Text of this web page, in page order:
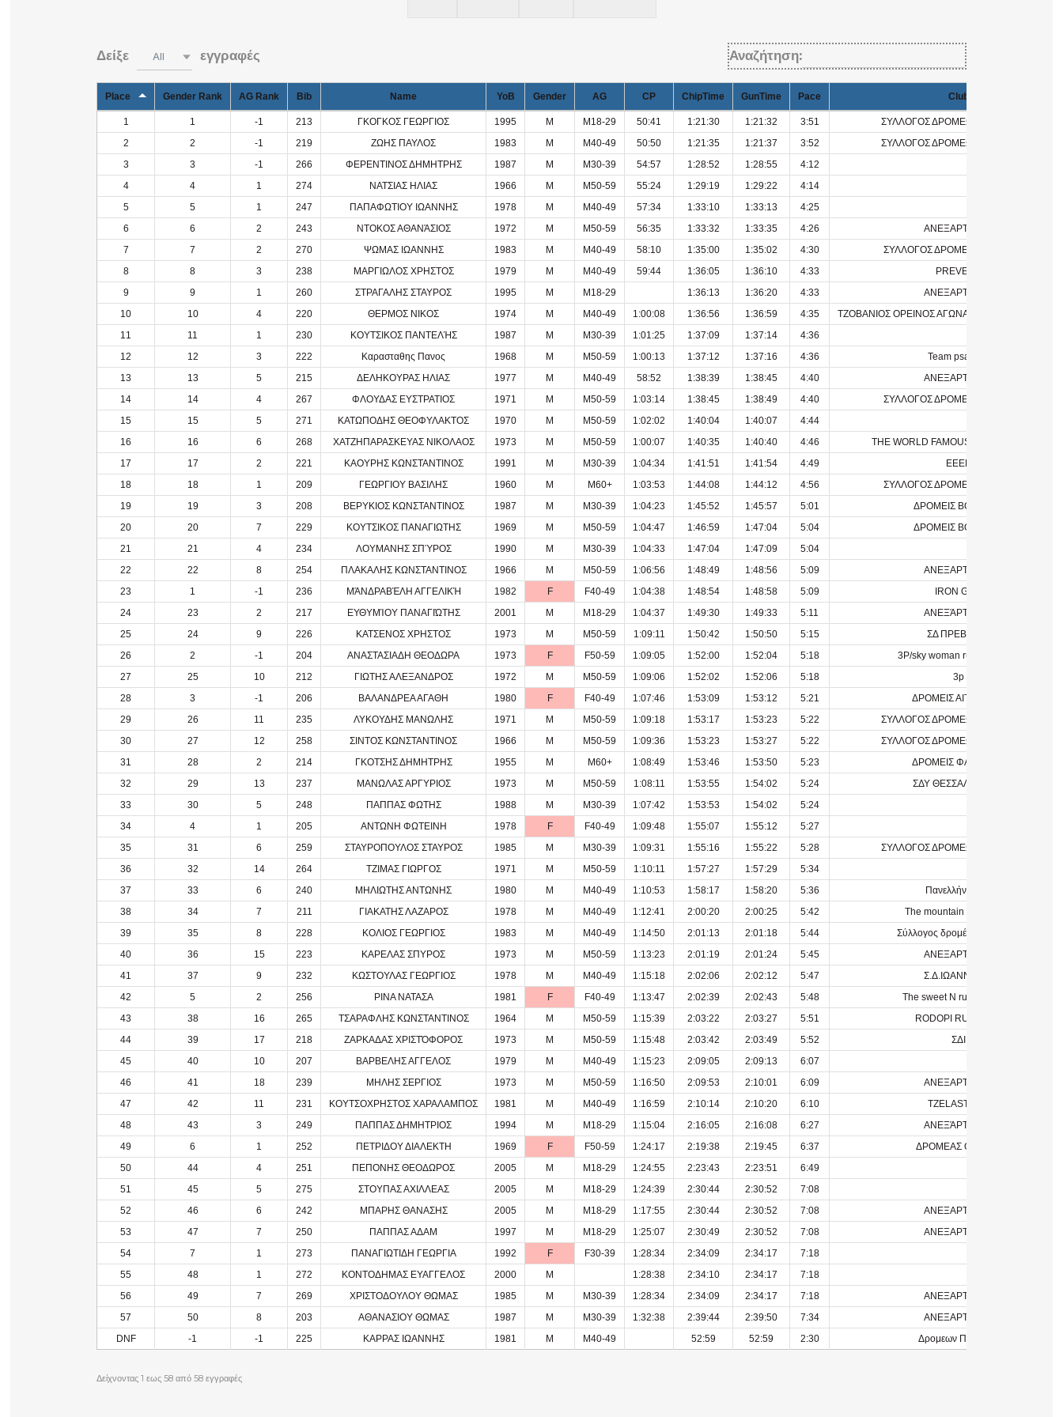
Δείξε All εγγραφές Αναζήτηση:
Place Gender Rank AG Rank Bib Name YoB Gender AG CP ChipTime GunTime Pace Club
1 1 -1 213 ΓΚΟΓΚΟΣ ΓΕΩΡΓΙΟΣ 1995 M M18-29 50:41 1:21:30 1:21:32 3:51
ΣΥΛΛΟΓΟΣ ΔΡΟΜΕΩΝ ΙΩΑΝΝΙΝΩΝ
2
2 -1 219 ΖΩΗΣ ΠΑΥΛΟΣ 1983 M M40-49 50:50 1:21:35 1:21:37 3:52
ΣΥΛΛΟΓΟΣ ΔΡΟΜΕΩΝ ΙΩΑΝΝΙΝΩΝ
3
3 -1 266 ΦΕΡΕΝΤΙΝΟΣ ΔΗΜΗΤΡΗΣ 1987 M M30-39 54:57 1:28:52 1:28:55
4:12
4
4 1 274 ΝΑΤΣΙΑΣ ΗΛΙΑΣ 1966 M M50-59 55:24 1:29:19 1:29:22
4:14
5
5 1 247 ΠΑΠΑΦΩΤΙΟΥ ΙΩΑΝΝΗΣ 1978 M M40-49 57:34 1:33:10 1:33:13
4:25
6
6 2 243 ΝΤΟΚΟΣ ΑΘΑΝΆΣΙΟΣ 1972 M M50-59 56:35 1:33:32 1:33:35 4:26
ΑΝΕΞΑΡΤΗΤΟΣ
7
7 2 270 ΨΩΜΑΣ ΙΩΑΝΝΗΣ 1983 M M40-49 58:10 1:35:00 1:35:02 4:30
ΣΥΛΛΟΓΟΣ ΔΡΟΜΕΩΝ ΠΡΕΒΕΖΑΣ
8
8 3 238 ΜΑΡΓΙΩΛΟΣ ΧΡΗΣΤΟΣ 1979 M M40-49 59:44 1:36:05 1:36:10 4:33
PREVERE
9
9 1 260 ΣΤΡΑΓΑΛΗΣ ΣΤΑΥΡΟΣ 1995 M M18-29 1:36:13 1:36:20 4:33
ΑΝΕΞΑΡΤΗΤΟΣ
10
10 4 220 ΘΕΡΜΟΣ ΝΙΚΟΣ 1974 M M40-49 1:00:08 1:36:56 1:36:59 4:35
ΤΖΟΒΑΝΙΟΣ ΟΡΕΙΝΟΣ ΑΓΩΝΑΣ ΕΓΚΛΟΥΒΗΣ
11
11 1 230 ΚΟΥΤΣΙΚΟΣ ΠΑΝΤΕΛΉΣ 1987 M M30-39 1:01:25 1:37:09 1:37:14
4:36
12
12 3 222 Καρασταθης Πανος 1968 M M50-59 1:00:13 1:37:12 1:37:16 4:36
Team psathaki
13
13 5 215 ΔΕΛΗΚΟΥΡΑΣ ΗΛΙΑΣ 1977 M M40-49 58:52 1:38:39 1:38:45 4:40
ΑΝΕΞΑΡΤΗΤΟΣ
14
14 4 267 ΦΛΟΥΔΑΣ ΕΥΣΤΡΑΤΙΟΣ 1971 M M50-59 1:03:14 1:38:45 1:38:49 4:40
ΣΥΛΛΟΓΟΣ ΔΡΟΜΕΩΝ ΠΡΕΒΕΖΑΣ
15
15 5 271 ΚΑΤΩΠΟΔΗΣ ΘΕΟΦΥΛΑΚΤΟΣ 1970 M M50-59 1:02:02 1:40:04 1:40:07
4:44
16
16 6 268 ΧΑΤΖΗΠΑΡΑΣΚΕΥΑΣ ΝΙΚΟΛΑΟΣ 1973 M M50-59 1:00:07 1:40:35 1:40:40 4:46
THE WORLD FAMOUS RUNNING TEAM
17
17 2 221 ΚΑΟΥΡΗΣ ΚΩΝΣΤΑΝΤΙΝΟΣ 1991 M M30-39 1:04:34 1:41:51 1:41:54 4:49
EEED
18
18 1 209 ΓΕΩΡΓΙΟΥ ΒΑΣΙΛΗΣ 1960 M M60+ 1:03:53 1:44:08 1:44:12 4:56
ΣΥΛΛΟΓΟΣ ΔΡΟΜΕΩΝ ΠΡΕΒΕΖΑΣ
19
19 3 208 ΒΕΡΥΚΙΟΣ ΚΩΝΣΤΑΝΤΙΝΟΣ 1987 M M30-39 1:04:23 1:45:52 1:45:57 5:01
ΔΡΟΜΕΙΣ ΒΟΝΙΤΣΑΣ
20
20 7 229 ΚΟΥΤΣΙΚΟΣ ΠΑΝΑΓΙΩΤΗΣ 1969 M M50-59 1:04:47 1:46:59 1:47:04 5:04
ΔΡΟΜΕΙΣ ΒΟΝΙΤΣΑΣ
21
21 4 234 ΛΟΥΜΑΝΗΣ ΣΠΎΡΟΣ 1990 M M30-39 1:04:33 1:47:04 1:47:09
5:04
22
22 8 254 ΠΛΑΚΑΛΗΣ ΚΩΝΣΤΑΝΤΙΝΟΣ 1966 M M50-59 1:06:56 1:48:49 1:48:56 5:09
ΑΝΕΞΑΡΤΗΤΟΣ
23
1 -1 236 ΜΆΝΔΡΑΒΈΛΗ ΑΓΓΕΛΙΚΉ 1982 F F40-49 1:04:38 1:48:54 1:48:58 5:09
IRON GYM
24
23 2 217 ΕΥΘΥΜΊΟΥ ΠΑΝΑΓΙΏΤΗΣ 2001 M M18-29 1:04:37 1:49:30 1:49:33 5:11
ΑΝΕΞΆΡΤΗΤΟΣ
25
24 9 226 ΚΑΤΣΕΝΟΣ ΧΡΗΣΤΟΣ 1973 M M50-59 1:09:11 1:50:42 1:50:50 5:15
ΣΔ ΠΡΕΒΕΖΑΣ
26
2 -1 204 ΑΝΑΣΤΑΣΙΑΔΗ ΘΕΟΔΩΡΑ 1973 F F50-59 1:09:05 1:52:00 1:52:04 5:18
3P/sky woman running team
27
25 10 212 ΓΙΩΤΗΣ ΑΛΕΞΑΝΔΡΟΣ 1972 M M50-59 1:09:06 1:52:02 1:52:06 5:18
3p
28
3 -1 206 ΒΑΛΑΝΔΡΕΑ ΑΓΑΘΗ 1980 F F40-49 1:07:46 1:53:09 1:53:12 5:21
ΔΡΟΜΕΙΣ ΑΙΤΩΛΙΚΟΥ
29
26 11 235 ΛΥΚΟΥΔΗΣ ΜΑΝΩΛΗΣ 1971 M M50-59 1:09:18 1:53:17 1:53:23 5:22
ΣΥΛΛΟΓΟΣ ΔΡΟΜΕΩΝ ΙΩΑΝΝΙΝΩΝ
30
27 12 258 ΣΙΝΤΟΣ ΚΩΝΣΤΑΝΤΙΝΟΣ 1966 M M50-59 1:09:36 1:53:23 1:53:27 5:22
ΣΥΛΛΟΓΟΣ ΔΡΟΜΕΩΜ ΙΩΑΝΝΙΝΩΝ
31
28 2 214 ΓΚΟΤΣΗΣ ΔΗΜΗΤΡΗΣ 1955 M M60+ 1:08:49 1:53:46 1:53:50 5:23
ΔΡΟΜΕΙΣ ΦΑΝΑΡΙΟΥ
32
29 13 237 ΜΑΝΩΛΑΣ ΑΡΓΥΡΙΟΣ 1973 M M50-59 1:08:11 1:53:55 1:54:02 5:24
ΣΔΥ ΘΕΣΣΑΛΟΝΙΚΗΣ
33
30 5 248 ΠΑΠΠΑΣ ΦΩΤΗΣ 1988 M M30-39 1:07:42 1:53:53 1:54:02
5:24
34
4 1 205 ΑΝΤΩΝΗ ΦΩΤΕΙΝΗ 1978 F F40-49 1:09:48 1:55:07 1:55:12
5:27
35
31 6 259 ΣΤΑΥΡΟΠΟΥΛΟΣ ΣΤΑΥΡΟΣ 1985 M M30-39 1:09:31 1:55:16 1:55:22 5:28
ΣΥΛΛΟΓΟΣ ΔΡΟΜΕΩΝ ΙΩΑΝΝΙΝΩΝ
36
32 14 264 ΤΖΙΜΑΣ ΓΙΩΡΓΟΣ 1971 M M50-59 1:10:11 1:57:27 1:57:29
5:34
37
33 6 240 ΜΗΛΙΩΤΗΣ ΑΝΤΩΝΗΣ 1980 M M40-49 1:10:53 1:58:17 1:58:20 5:36
Πανελλήνιος ΓΣ
38
34 7 211 ΓΙΑΚΑΤΗΣ ΛΑΖΑΡΟΣ 1978 M M40-49 1:12:41 2:00:20 2:00:25 5:42
The mountain Van zagori
39
35 8 228 ΚΟΛΙΟΣ ΓΕΩΡΓΙΟΣ 1983 M M40-49 1:14:50 2:01:13 2:01:18 5:44
Σύλλογος δρομέων Πρέβεζας
40
36 15 223 ΚΑΡΕΛΑΣ ΣΠΥΡΟΣ 1973 M M50-59 1:13:23 2:01:19 2:01:24 5:45
ΑΝΕΞΑΡΤΗΤΟΣ
41
37 9 232 ΚΩΣΤΟΥΛΑΣ ΓΕΩΡΓΙΟΣ 1978 M M40-49 1:15:18 2:02:06 2:02:12 5:47
Σ.Δ.ΙΩΑΝΝΙΝΩΝ
42
5 2 256 ΡΙΝΑ ΝΑΤΑΣΑ 1981 F F40-49 1:13:47 2:02:39 2:02:43 5:48
The sweet N running team
43
38 16 265 ΤΣΑΡΑΦΛΗΣ ΚΩΝΣΤΑΝΤΙΝΟΣ 1964 M M50-59 1:15:39 2:03:22 2:03:27 5:51
RODOPI RUNNERS
44
39 17 218 ΖΑΡΚΑΔΑΣ ΧΡΙΣΤΌΦΟΡΟΣ 1973 M M50-59 1:15:48 2:03:42 2:03:49 5:52
ΣΔΙ
45
40 10 207 ΒΑΡΒΕΛΗΣ ΑΓΓΕΛΟΣ 1979 M M40-49 1:15:23 2:09:05 2:09:13
6:07
46
41 18 239 ΜΗΛΗΣ ΣΕΡΓΙΟΣ 1973 M M50-59 1:16:50 2:09:53 2:10:01 6:09
ΑΝΕΞΑΡΤΗΤΟΣ
47
42 11 231 ΚΟΥΤΣΟΧΡΗΣΤΟΣ ΧΑΡΑΛΑΜΠΟΣ 1981 M M40-49 1:16:59 2:10:14 2:10:20 6:10
TZELASTEAM
48
43 3 249 ΠΑΠΠΑΣ ΔΗΜΗΤΡΙΟΣ 1994 M M18-29 1:15:04 2:16:05 2:16:08 6:27
ΑΝΕΞΆΡΤΗΤΟΣ
49
6 1 252 ΠΕΤΡΙΔΟΥ ΔΙΑΛΕΚΤΗ 1969 F F50-59 1:24:17 2:19:38 2:19:45 6:37
ΔΡΟΜΕΑΣ ΘΡΑΚΗΣ
50
44 4 251 ΠΕΠΟΝΗΣ ΘΕΟΔΩΡΟΣ 2005 M M18-29 1:24:55 2:23:43 2:23:51
6:49
51
45 5 275 ΣΤΟΥΠΑΣ ΑΧΙΛΛΕΑΣ 2005 M M18-29 1:24:39 2:30:44 2:30:52
7:08
52
46 6 242 ΜΠΑΡΗΣ ΘΑΝΑΣΗΣ 2005 M M18-29 1:17:55 2:30:44 2:30:52 7:08
ΑΝΕΞΑΡΤΗΤΟΣ
53
47 7 250 ΠΑΠΠΑΣ ΑΔΑΜ 1997 M M18-29 1:25:07 2:30:49 2:30:52 7:08
ΑΝΕΞΑΡΤΗΤΟΣ
54
7 1 273 ΠΑΝΑΓΙΩΤΙΔΗ ΓΕΩΡΓΙΑ 1992 F F30-39 1:28:34 2:34:09 2:34:17
7:18
55
48 1 272 ΚΟΝΤΟΔΗΜΑΣ ΕΥΑΓΓΕΛΟΣ 2000 M 1:28:38 2:34:10 2:34:17
7:18
56
49 7 269 ΧΡΙΣΤΟΔΟΥΛΟΥ ΘΩΜΑΣ 1985 M M30-39 1:28:34 2:34:09 2:34:17 7:18
ΑΝΕΞΑΡΤΗΤΟΣ
57
50 8 203 ΑΘΑΝΑΣΙΟΥ ΘΩΜΑΣ 1987 M M30-39 1:32:38 2:39:44 2:39:50 7:34
ΑΝΕΞΑΡΤΗΤΟΣ
DNF
-1 -1 225 ΚΑΡΡΑΣ ΙΩΑΝΝΗΣ 1981 M M40-49 52:59 52:59 2:30 Δρομεων Πρεβεζας
Δείχνοντας 1 εως 58 από 58 εγγραφές